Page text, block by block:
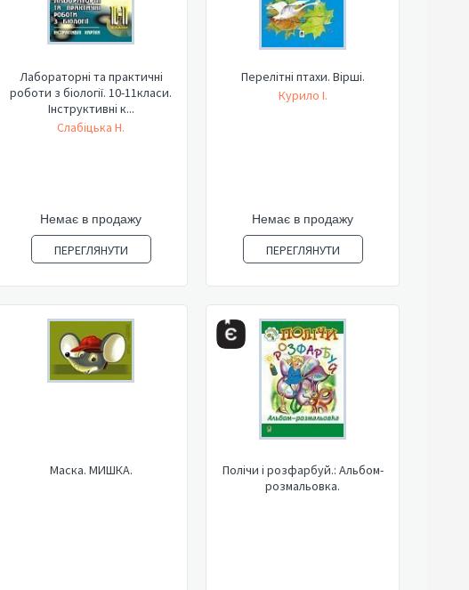
Лабораторні та практичні
роботи з біології. 10-11класи.
Інструктивні к...
Слабіцька Н.
Немає в продажу
ПЕРЕГЛЯНУТИ
Перелітні птахи. Вірші.
Курило І.
Немає в продажу
ПЕРЕГЛЯНУТИ
Маска. МИШКА.
Полічи і розфарбуй.: Альбом-
розмальовка.